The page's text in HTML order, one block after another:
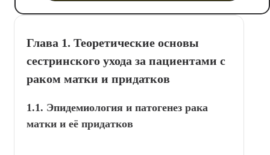
Глава 1. Теоретические основы
сестринского ухода за пациентами с
раком матки и придатков
1.1. Эпидемиология и патогенез рака
матки и её придатков